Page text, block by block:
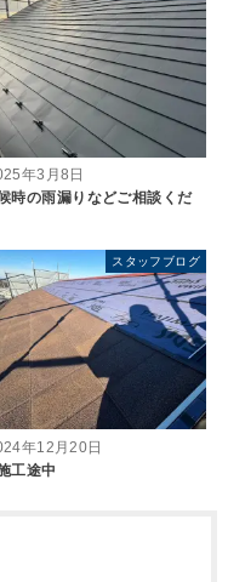
年3月8日
時の雨漏りなどご相談くだ
スタッフブログ
年12月20日
工途中